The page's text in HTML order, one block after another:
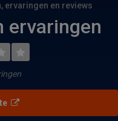
ervaringen en reviews
ervaringen